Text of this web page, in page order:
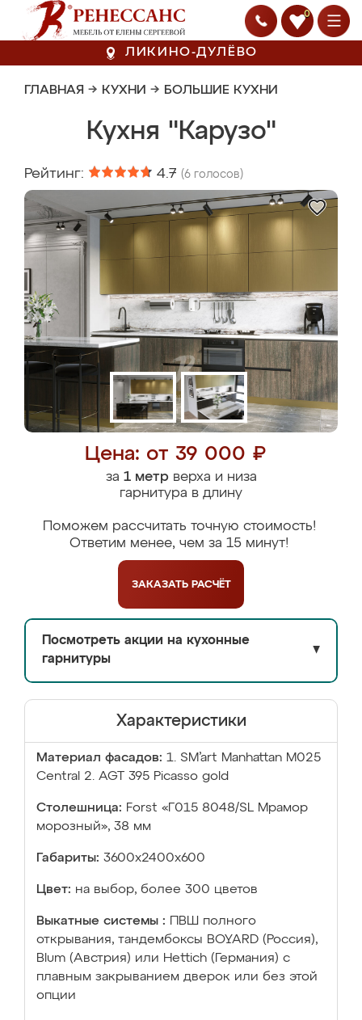
0
ЛИКИНО-ДУЛЁВО
ГЛАВНАЯ → КУХНИ → БОЛЬШИЕ КУХНИ
Кухня "Карузо"
Рейтинг: 4.7 (6 голосов)
Цена: от 39 000 ₽
за 1 метрверха и низа
гарнитура в длину
Поможем рассчитать точную стоимость!
Ответим менее, чем за 15 минут!
ЗАКАЗАТЬ РАСЧЁТ
Посмотреть акции на кухонные
гарнитуры
▼
Характеристики
Материал фасадов: 1. SM’art Manhattan M025
Central 2. AGT 395 Picasso gold
Столешница: Forst «Г015 8048/SL Мрамор
морозный», 38 мм
Габариты: 3600х2400х600
Цвет: на выбор, более 300 цветов
Выкатные системы :
ПВШ полного
открывания, тандембоксы BOYARD (Россия),
Blum (Австрия) или Hettich (Германия) с
плавным закрыванием дверок или без этой
опции